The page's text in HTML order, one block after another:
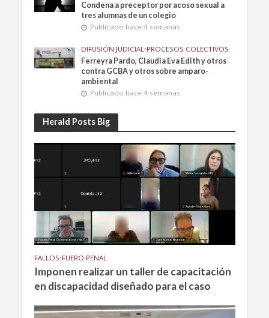
Condena a preceptor por acoso sexual a
tres alumnas de un colegio
Publicado hace 4 semanas
DIFUSIÓN JUDICIAL•PROCESOS COLECTIVOS
Ferreyra Pardo, Claudia Eva Edith y otros
contra GCBA y otros sobre amparo-
ambiental
Publicado hace 4 semanas
Herald Posts Big
FALLOS•FUERO PENAL
Imponen realizar un taller de capacitación
en discapacidad diseñado para el caso